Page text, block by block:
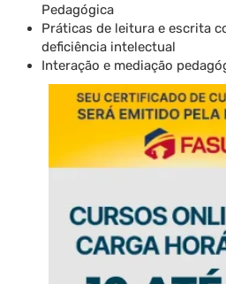
Pedagógica
Práticas de leitura e escrita
deficiência intelectual
Interação e mediação